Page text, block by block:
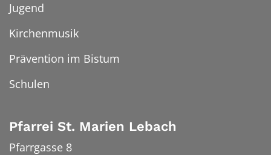
Jugend
Kirchenmusik
Prävention im Bistum
Schulen
Pfarrei St. Marien Lebach
Pfarrgasse 8